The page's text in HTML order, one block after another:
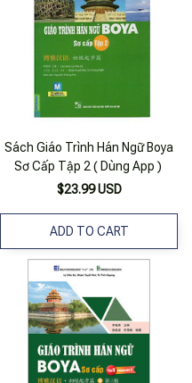
Sách Giáo Trình Hán Ngữ Boya
Sơ Cấp Tập 2 ( Dùng App )
$23.99 USD
ADD TO CART